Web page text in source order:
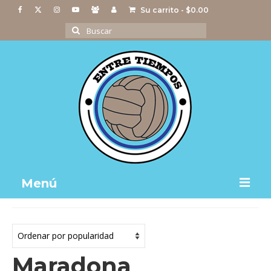
Su carrito - $0.00
Buscar
por:
Menú
Actividades
Imágenes